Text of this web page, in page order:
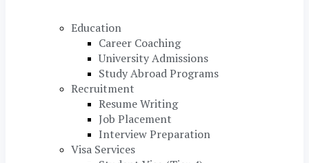
Education
Career Coaching
University Admissions
Study Abroad Programs
Recruitment
Resume Writing
Job Placement
Interview Preparation
Visa Services